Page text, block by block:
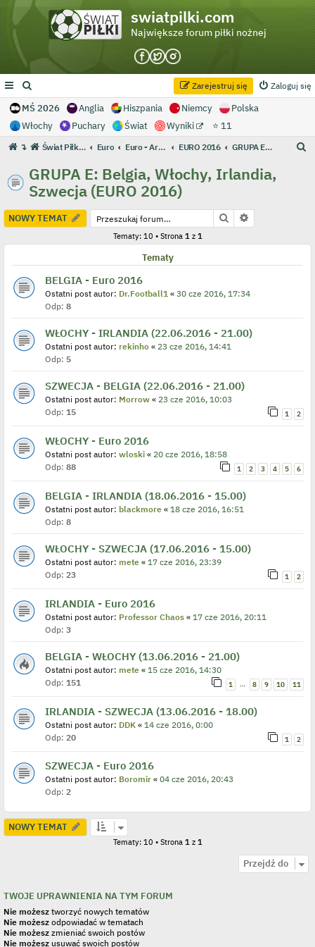
swiatpilki.com
Największe forum piłki nożnej
Zaloguj się
Zarejestruj się
MŚ 2026 Anglia Hiszpania Niemcy
Polska
Włochy
Puchary Świat Wyniki ⭐ 11
↴ Świat Piłki - Największe forum piłki nożnej Euro Euro - Archiwum EURO 2016 GRUPA E: Belgia, Włochy, Irlandia, Szwecja (EURO 2016)
GRUPA E: Belgia, Włochy, Irlandia,
Szwecja (EURO 2016)
NOWY TEMAT Szukaj
Tematy: 10 • Strona 1z 1
Tematy
BELGIA - Euro 2016
Ostatni post autor: Dr.Football1 « 30 cze 2016, 17:34
Odp: 8
WŁOCHY - IRLANDIA (22.06.2016 - 21.00)
Ostatni post autor: rekinho « 23 cze 2016, 14:41
Odp: 5
SZWECJA - BELGIA (22.06.2016 - 21.00)
Ostatni post autor: Morrow « 23 cze 2016, 10:03
Odp: 15 1 2
WŁOCHY - Euro 2016
Ostatni post autor: wloski « 20 cze 2016, 18:58
Odp: 88 1 2 3 4 5 6
BELGIA - IRLANDIA (18.06.2016 - 15.00)
Ostatni post autor: blackmore « 18 cze 2016, 16:51
Odp: 8
WŁOCHY - SZWECJA (17.06.2016 - 15.00)
Ostatni post autor: mete « 17 cze 2016, 23:39
Odp: 23 1 2
IRLANDIA - Euro 2016
Ostatni post autor: Professor Chaos « 17 cze 2016, 20:11
Odp: 3
BELGIA - WŁOCHY (13.06.2016 - 21.00)
Ostatni post autor: mete « 15 cze 2016, 14:30
Odp: 151 1 … 8 9 10 11
IRLANDIA - SZWECJA (13.06.2016 - 18.00)
Ostatni post autor: DDK « 14 cze 2016, 0:00
Odp: 20 1 2
SZWECJA - Euro 2016
Ostatni post autor: Boromir « 04 cze 2016, 20:43
Odp: 2
NOWY TEMAT
Tematy: 10 • Strona 1z 1
Przejdź do
TWOJE UPRAWNIENIA NA TYM FORUM
Nie możesz tworzyć nowych tematów
Nie możesz odpowiadać w tematach
Nie możesz zmieniać swoich postów
Nie możesz usuwać swoich postów